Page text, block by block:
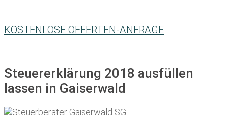
KOSTENLOSE OFFERTEN-ANFRAGE
Steuererklärung 2018 ausfüllen
lassen in Gaiserwald